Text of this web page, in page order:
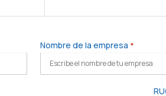
Nombre de la empresa *